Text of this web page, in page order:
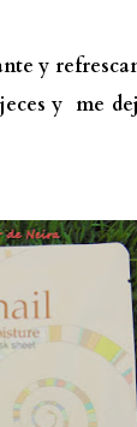
y
y me